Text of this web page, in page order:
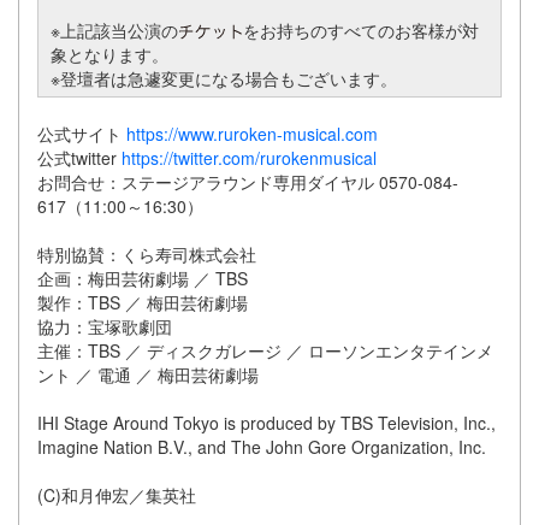
※上記該当公演の
をお持ちのすべてのお客様が対
象となります。
※登壇者は急遽変更になる場合もございます。
公式サイト https://www.ruroken-musical.com
公式twitter https://twitter.com/rurokenmusical
お問合せ：ステージアラウンド専用ダイヤル 0570-084-
617（11:00～16:30）
特別協賛：くら寿司株式会社
企画：梅田芸術劇場 ／ TBS
製作：TBS ／ 梅田芸術劇場
協力：宝塚歌劇団
主催：TBS ／ ディスクガレージ ／ ローソンエンタテインメ
ント ／ 電通 ／ 梅田芸術劇場
IHI Stage Around Tokyo is produced by TBS Television, Inc.,
Imagine Nation B.V., and The John Gore Organization, Inc.
(C)和月伸宏／集英社